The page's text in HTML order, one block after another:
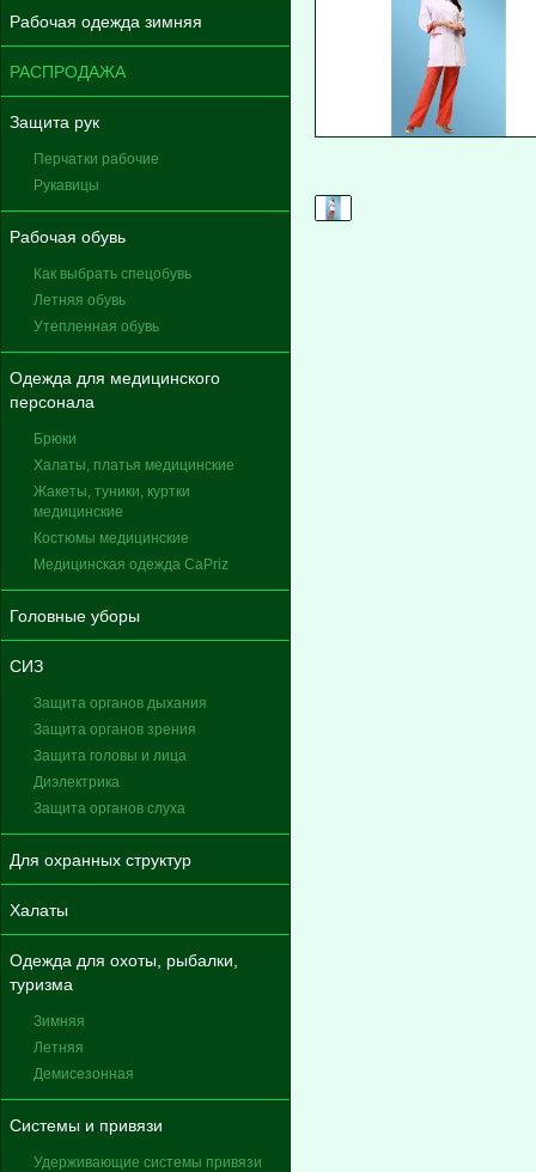
Рабочая одежда зимняя
РАСПРОДАЖА
Защита рук
Перчатки рабочие
Рукавицы
Рабочая обувь
Как выбрать спецобувь
Летняя обувь
Утепленная обувь
Одежда для медицинского
персонала
Брюки
Халаты, платья медицинские
Жакеты, туники, куртки
медицинские
Костюмы медицинские
Медицинская одежда CaPriz
Головные уборы
СИЗ
Защита органов дыхания
Защита органов зрения
Защита головы и лица
Диэлектрика
Защита органов слуха
Для охранных структур
Халаты
Одежда для охоты, рыбалки,
туризма
Зимняя
Летняя
Демисезонная
Системы и привязи
Удерживающие системы привязи